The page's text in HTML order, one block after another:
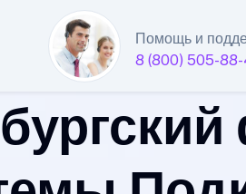
Помощь и
8 (800) 505-88-